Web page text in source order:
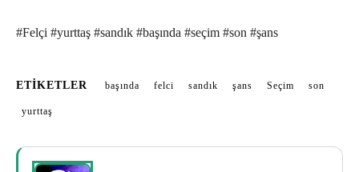
#Felçi #yurttaş #sandık #başında #seçim #son #şans
ETIKETLER başında felci sandık şans Seçim son
yurttaş